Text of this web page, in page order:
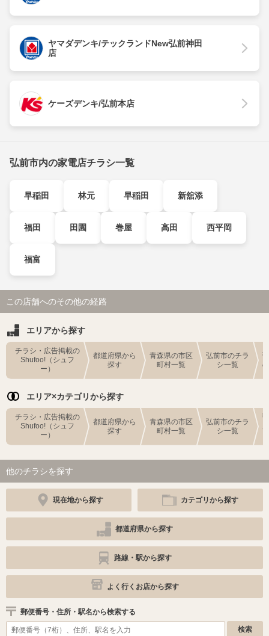
ヤマダデンキ/テックランドNew弘前神田
店
ケーズデンキ/弘前本店
弘前市内の家電店チラシ一覧
早稲田 林元 早稲田 新舘添
福田 田園 巻屋 高田 西平岡
福富
この店舗へのその他の経路
エリアから探す
チラシ・広告掲載の
Shufoo!（シュフ
ー）
都道府県から
探す
青森県の市区
町村一覧
弘前市のチラ
シ一覧
エリア×カテゴリから探す
チラシ・広告掲載の
Shufoo!（シュフ
ー）
都道府県から
探す
青森県の市区
町村一覧
弘前市のチラ
シ一覧
他のチラシを探す
現在地から探す カテゴリから探す
都道府県から探す
路線・駅から探す
よく行くお店から探す
郵便番号・住所・駅名から検索する